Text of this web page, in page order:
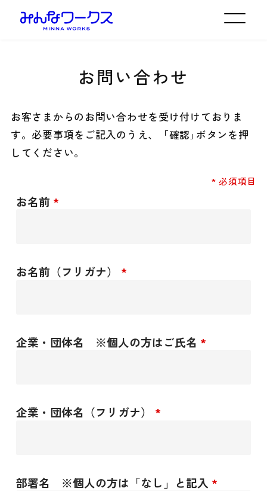
お問い合わせ
お客さまからのお問い合わせを受け付けておりま
す。必要事項をご記入のうえ、「確認｣ボタンを押
してください。
* 必須項目
お名前 *
お名前（フリガナ） *
企業・団体名 ※個人の方はご氏名 *
企業・団体名（フリガナ） *
部署名 ※個人の方は「なし」と記入 *